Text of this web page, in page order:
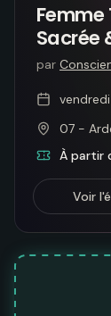
Sacrée
par
07 -
À partir
Voir